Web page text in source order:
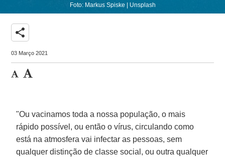
Foto: Markus Spiske | Unsplash
share
03 Março 2021
"Ou vacinamos toda a nossa população, o mais
rápido possível, ou então o vírus, circulando como
está na atmosfera vai infectar as pessoas, sem
qualquer distinção de classe social, ou outra qualquer